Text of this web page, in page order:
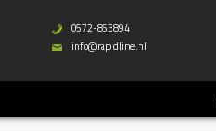
b 0572-853894
% info@rapidline.nl